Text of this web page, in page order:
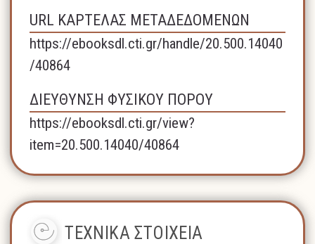
URL ΚΑΡΤΕΛΑΣ ΜΕΤΑΔΕΔΟΜΕΝΩΝ
https://ebooksdl.cti.gr/handle/20.500.14040
/40864
ΔΙΕΥΘΥΝΣΗ ΦΥΣΙΚΟΥ ΠΟΡΟΥ
https://ebooksdl.cti.gr/view?
item=20.500.14040/40864
ΤΕΧΝΙΚΑ ΣΤΟΙΧΕΙΑ